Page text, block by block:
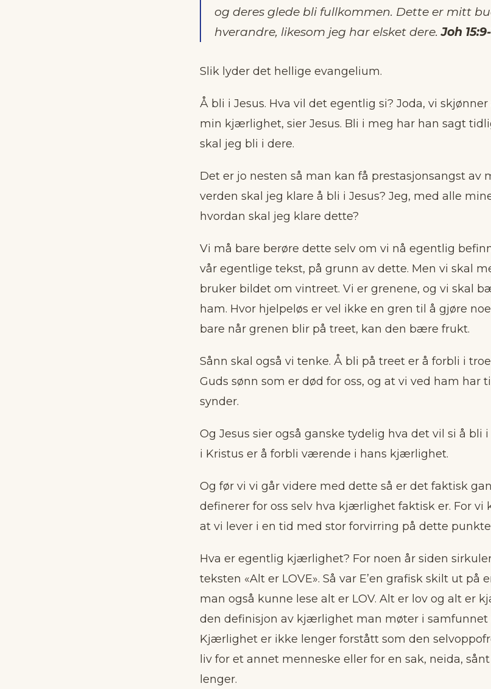
og deres glede bli fullkommen. Dette er mitt
hverandre, likesom jeg har elsket dere. Joh
Slik lyder det hellige evangelium.
Å bli i Jesus. Hva vil det egentlig si? Joda, vi
min kjærlighet, sier Jesus. Bli i meg har han sagt
skal jeg bli i dere.
Det er jo nesten så man kan få prestasjonsangst av
verden skal jeg klare å bli i Jesus? Jeg, med alle
hvordan skal jeg klare dette?
Vi må bare berøre dette selv om vi nå egentlig
vår egentlige tekst, på grunn av dette. Men vi skal
bruker bildet om vintreet. Vi er grenene, og vi skal
ham. Hvor hjelpeløs er vel ikke en gren til å gjøre
bare når grenen blir på treet, kan den bære frukt.
Sånn skal også vi tenke. Å bli på treet er å forbli i
Guds sønn som er død for oss, og at vi ved ham har
synder.
Og Jesus sier også ganske tydelig hva det vil si å
i Kristus er å forbli værende i hans kjærlighet.
Og før vi vi går videre med dette så er det faktisk
definerer for oss selv hva kjærlighet faktisk er. For
at vi lever i en tid med stor forvirring på dette
Hva er egentlig kjærlighet? For noen år siden
teksten «Alt er LOVE». Så var E’en grafisk skilt ut på
man også kunne lese alt er LOV. Alt er lov og alt er
den definisjon av kjærlighet man møter i samfunnet
Kjærlighet er ikke lenger forstått som den
liv for et annet menneske eller for en sak, neida,
lenger.